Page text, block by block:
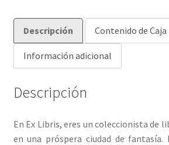
Descripción Contenido de Caja
Información adicional
Descripción
En Ex Libris, eres un coleccionista de
en una próspera ciudad de fantasía.